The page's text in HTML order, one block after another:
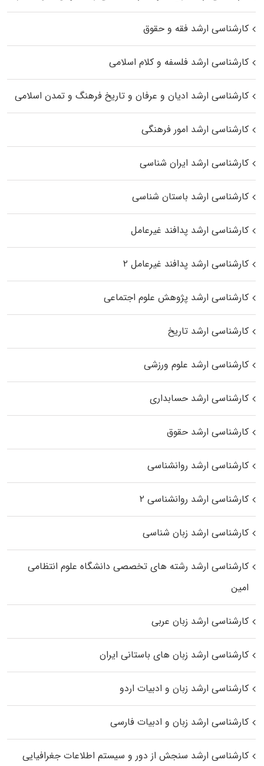
کارشناسی ارشد فقه و حقوق
کارشناسی ارشد فلسفه و کلام اسلامی
کارشناسی ارشد ادیان و عرفان و تاریخ فرهنگ و تمدن اسلامی
کارشناسی ارشد امور فرهنگی
کارشناسی ارشد ایران شناسی
کارشناسی ارشد باستان شناسی
کارشناسی ارشد پدافند غیرعامل
کارشناسی ارشد پدافند غیرعامل ۲
کارشناسی ارشد پژوهش علوم اجتماعی
کارشناسی ارشد تاریخ
کارشناسی ارشد علوم ورزشی
کارشناسی ارشد حسابداری
کارشناسی ارشد حقوق
کارشناسی ارشد روانشناسی
کارشناسی ارشد روانشناسی ۲
کارشناسی ارشد زبان شناسی
کارشناسی ارشد رﺷﺘﻪ ﻫﺎی تخصصی داﻧﺸﮕﺎه ﻋﻠﻮم انتظامی
اﻣﻴﻦ
کارشناسی ارشد زبان عربی
کارشناسی ارشد زبان‌ های باستانی ایران
کارشناسی ارشد زبان و ادبیات اردو
کارشناسی ارشد زبان و ادبیات فارسی
کارشناسی ارشد سنجش از دور و سیستم اطلاعات جغرافیایی